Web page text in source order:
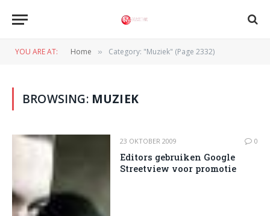
YOU ARE AT: Home » Category: "Muziek" (Page 2332)
BROWSING: MUZIEK
23 OKTOBER 2009 0
Editors gebruiken Google
Streetview voor promotie